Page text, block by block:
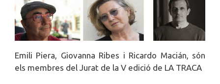
Emili Piera, Giovanna Ribes i Ricardo Macián, són
els membres del Jurat de la V edició de LA TRACA